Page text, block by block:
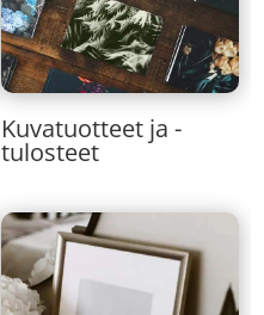
Kuvatuotteet ja -
tulosteet